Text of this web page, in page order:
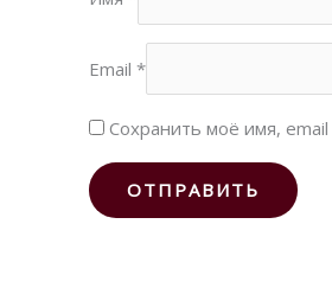
Email *
Сохранить моё имя,